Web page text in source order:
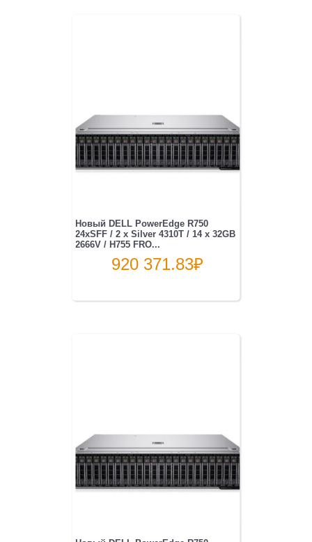
Новый DELL PowerEdge R750
24xSFF / 2 x Silver 4310T / 14 x 32GB
2666V / H755 FRO...
920 371.83₽